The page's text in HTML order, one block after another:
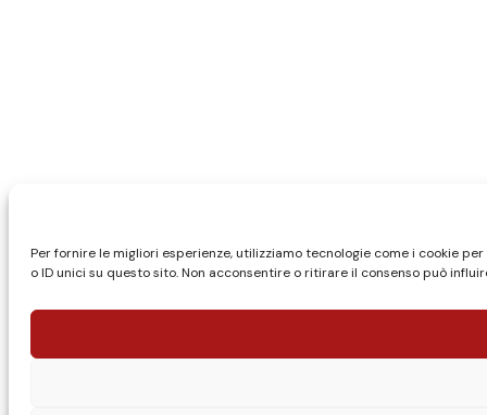
Per fornire le migliori esperienze, utilizziamo tecnologie come i cookie
o ID unici su questo sito. Non acconsentire o ritirare il consenso può